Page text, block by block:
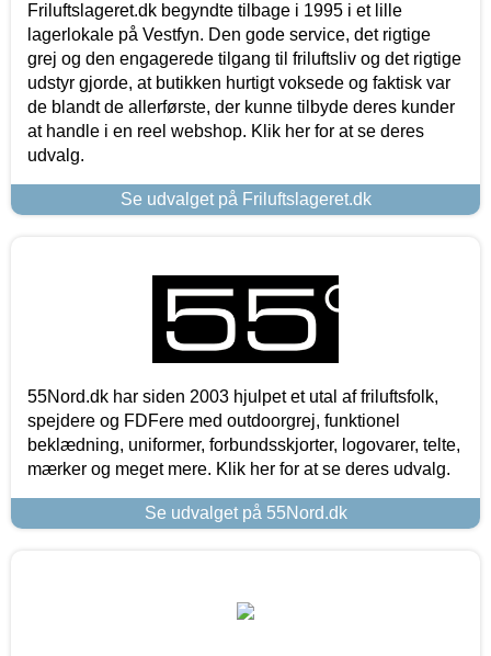
Friluftslageret.dk begyndte tilbage i 1995 i et lille
lagerlokale på Vestfyn. Den gode service, det rigtige
grej og den engagerede tilgang til friluftsliv og det rigtige
udstyr gjorde, at butikken hurtigt voksede og faktisk var
de blandt de allerførste, der kunne tilbyde deres kunder
at handle i en reel webshop. Klik her for at se deres
udvalg.
Se udvalget på Friluftslageret.dk
55Nord.dk har siden 2003 hjulpet et utal af friluftsfolk,
spejdere og FDFere med outdoorgrej, funktionel
beklædning, uniformer, forbundsskjorter, logovarer, telte,
mærker og meget mere. Klik her for at se deres udvalg.
Se udvalget på 55Nord.dk